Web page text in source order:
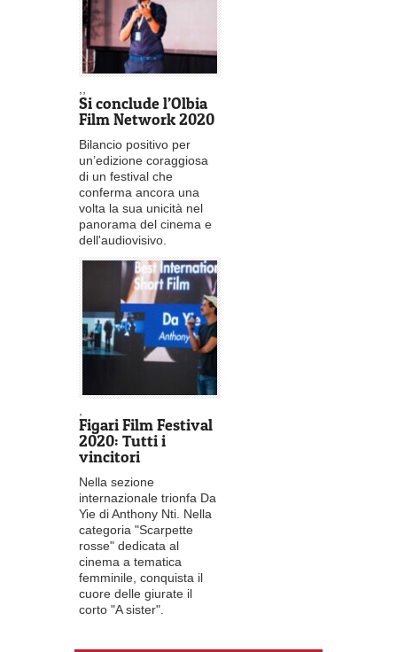
Si conclude l’Olbia
Film Network 2020
Bilancio positivo per
un’edizione coraggiosa
di un festival che
conferma ancora una
volta la sua unicità nel
panorama del cinema e
dell'audiovisivo.
Figari Film Festival
2020: Tutti i
vincitori
Nella sezione
internazionale trionfa Da
Yie di Anthony Nti. Nella
categoria "Scarpette
rosse" dedicata al
cinema a tematica
femminile, conquista il
cuore delle giurate il
corto "A sister".